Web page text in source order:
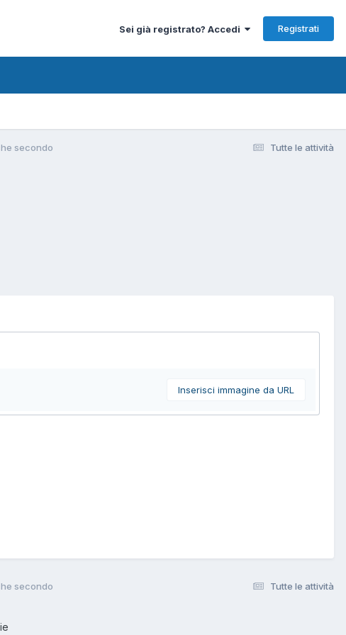
Sei già registrato? Accedi Registrati
Tutte le attività
secondo
Inserisci immagine da URL
Tutte le attività
secondo